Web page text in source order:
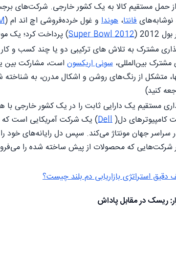
حمل مستقیم کالا به یک کشور خارجی. شرکت‌های
فانتا، هوندا و غول خرده‌فروشی اچ اند ام (
(
Super Bowl 2012) پرداخت کرد؛ یک
مشترک به تلاش های ترکیبی دو یا چند کسب و کار
بین‌المللی، سونی اریکسون است، مشارکت بین
آنها، متشکل از رنگ‌های روشن و اشکال مدرن، به
کنید)
مستقیم یک دارایی ثابت را در یک کشور خارجی
کامپیوترهای دل(Dell) یک شرکت آمریکایی است که
جهان مونتاژ می‌کند. سپس دل رایانه‌های خود را
شرکت‌هایی که محصولات از پیش ساخته شده را
دقیق استراتژی بازاریابی دم بلند چیست؟
ریسک در مقابل پاداش